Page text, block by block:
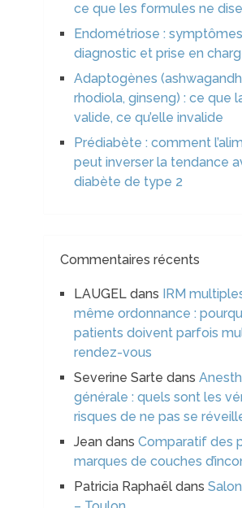
ce que les formules ne
Endométriose :
diagnostic et prise en
Adaptogènes
rhodiola, ginseng) : ce que
valide, ce qu’elle invalide
Prédiabète : comment
peut inverser la tendance
diabète de type 2
Commentaires récents
LAUGELdans
IRM
même ordonnance :
patients doivent parfois
rendez-vous
Severine Sarte dans
générale : quels sont les
risques de ne pas se
Jeandans Comparatif des
marques de couches
Patricia Raphaëldans